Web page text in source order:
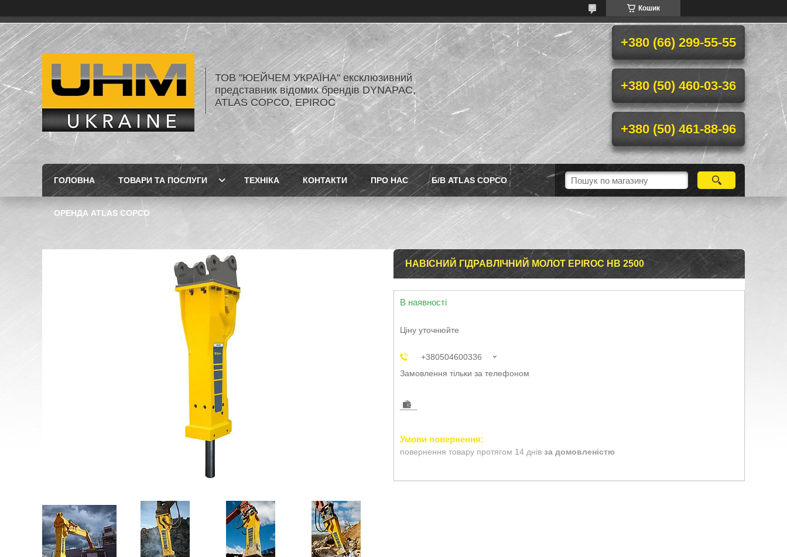
Кошик
ТОВ "ЮЕЙЧЕМ УКРАЇНА" ексклюзивний
представник відомих брендів DYNAPAC,
ATLAS COPCO, EPIROC
+380 (66) 299-55-55
+380 (50) 460-03-36
+380 (50) 461-88-96
ГОЛОВНА ТОВАРИ ТА ПОСЛУГИ ТЕХНІКА КОНТАКТИ ПРО НАС Б/В ATLAS COPCO
ОРЕНДА ATLAS COPCO
НАВІСНИЙ ГІДРАВЛІЧНИЙ МОЛОТ EPIROC HB 2500
В наявності
Ціну уточнюйте
+380504600336
Замовлення тільки за телефоном
повернення товару протягом 14 днів за домовленістю